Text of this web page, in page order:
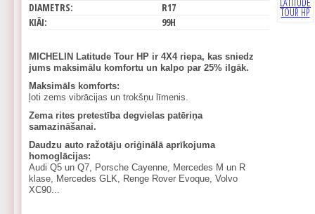
DIAMETRS:
R17
KIĀI:
99H
MICHELIN Latitude Tour HP ir 4X4 riepa, kas sniedz
jums maksimālu komfortu un kalpo par 25% ilgāk.
Maksimāls komforts:
ļoti zems vibrācijas un trokšņu līmenis.
Zema rites pretestība degvielas patēriņa
samazināšanai.
Daudzu auto ražotāju oriģinālā aprīkojuma
homoglācijas:
Audi Q5 un Q7, Porsche Cayenne, Mercedes M un R
klase, Mercedes GLK, Renge Rover Evoque, Volvo
XC90...